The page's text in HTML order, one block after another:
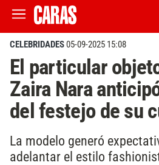
CELEBRIDADES05-09-2025 15:08
El particular
Zaira Nara
del festejo de su
La modelo generó
adelantar el estilo